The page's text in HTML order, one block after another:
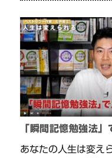
「瞬間記憶勉強法」
あなたの人生は変え